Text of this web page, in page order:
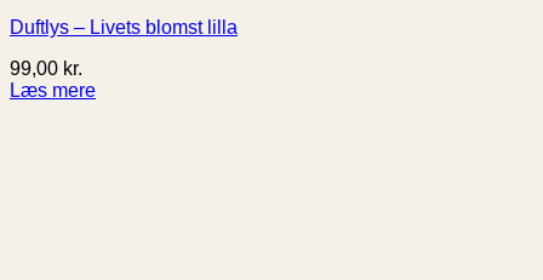
Duftlys – Livets blomst lilla
99,00 kr.
Læs mere